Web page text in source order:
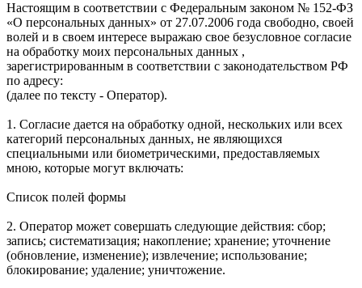
Настоящим в соответствии с Федеральным законом № 152-ФЗ
«О персональных данных» от 27.07.2006 года свободно, своей
волей и в своем интересе выражаю свое безусловное согласие
на обработку моих персональных данных ,
зарегистрированным в соответствии с законодательством РФ
по адресу:
(далее по тексту - Оператор).
1. Согласие дается на обработку одной, нескольких или всех
категорий персональных данных, не являющихся
специальными или биометрическими, предоставляемых
мною, которые могут включать:
Список полей формы
2. Оператор может совершать следующие действия: сбор;
запись; систематизация; накопление; хранение; уточнение
(обновление, изменение); извлечение; использование;
блокирование; удаление; уничтожение.